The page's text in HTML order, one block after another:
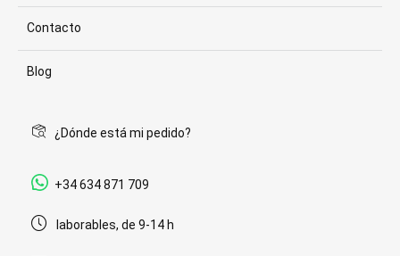
Contacto
Blog
¿Dónde está mi pedido?
+34 634 871 709
laborables, de 9-14 h